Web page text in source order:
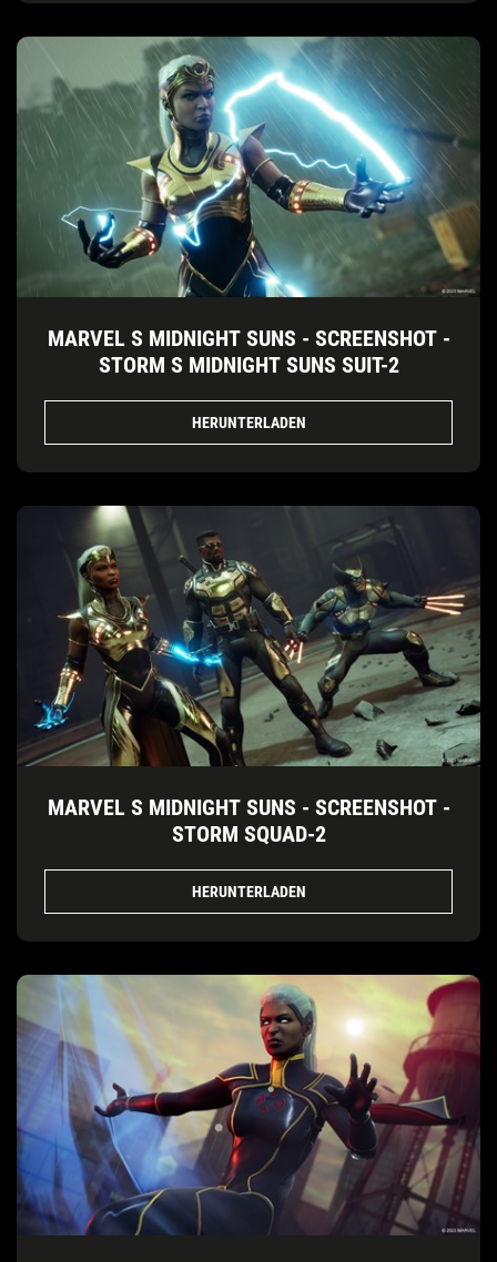
MARVEL S MIDNIGHT SUNS - SCREENSHOT -
STORM S MIDNIGHT SUNS SUIT-2
HERUNTERLADEN
MARVEL S MIDNIGHT SUNS - SCREENSHOT -
STORM SQUAD-2
HERUNTERLADEN